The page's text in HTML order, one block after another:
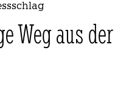
Weg aus